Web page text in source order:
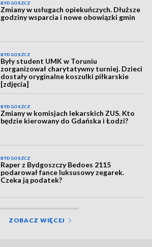
BYDGOSZCZ
Zmiany w usługach opiekuńczych. Dłuższe
godziny wsparcia i nowe obowiązki gmin
BYDGOSZCZ
Były student UMK w Toruniu
zorganizował charytatywny turniej. Dzieci
dostały oryginalne koszulki piłkarskie
[zdjęcia]
BYDGOSZCZ
Zmiany w komisjach lekarskich ZUS. Kto
będzie kierowany do Gdańska i Łodzi?
BYDGOSZCZ
Raper z Bydgoszczy Bedoes 2115
podarował fance luksusowy zegarek.
Czeka ją podatek?
ZOBACZ WIĘCEJ